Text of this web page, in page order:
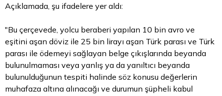
Açıklamada, şu ifadelere yer aldı:
"Bu çerçevede, yolcu beraberi yapılan 10 bin avro ve
eşitini aşan döviz ile 25 bin lirayı aşan Türk parası ve Türk
parası ile ödemeyi sağlayan belge çıkışlarında beyanda
bulunulmaması veya yanlış ya da yanıltıcı beyanda
bulunulduğunun tespiti halinde söz konusu değerlerin
muhafaza altına alınacağı ve durumun şüpheli kabul